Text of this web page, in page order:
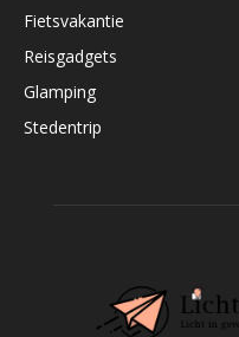
Fietsvakantie
Reisgadgets
Glamping
Stedentrip